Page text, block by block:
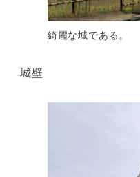
綺麗な城である。
城壁